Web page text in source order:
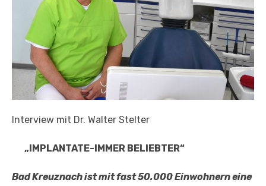
Interview mit Dr. Walter Stelter
„IMPLANTATE-IMMER BELIEBTER“
Bad Kreuznach ist mit fast 50.000 Einwohnern eine